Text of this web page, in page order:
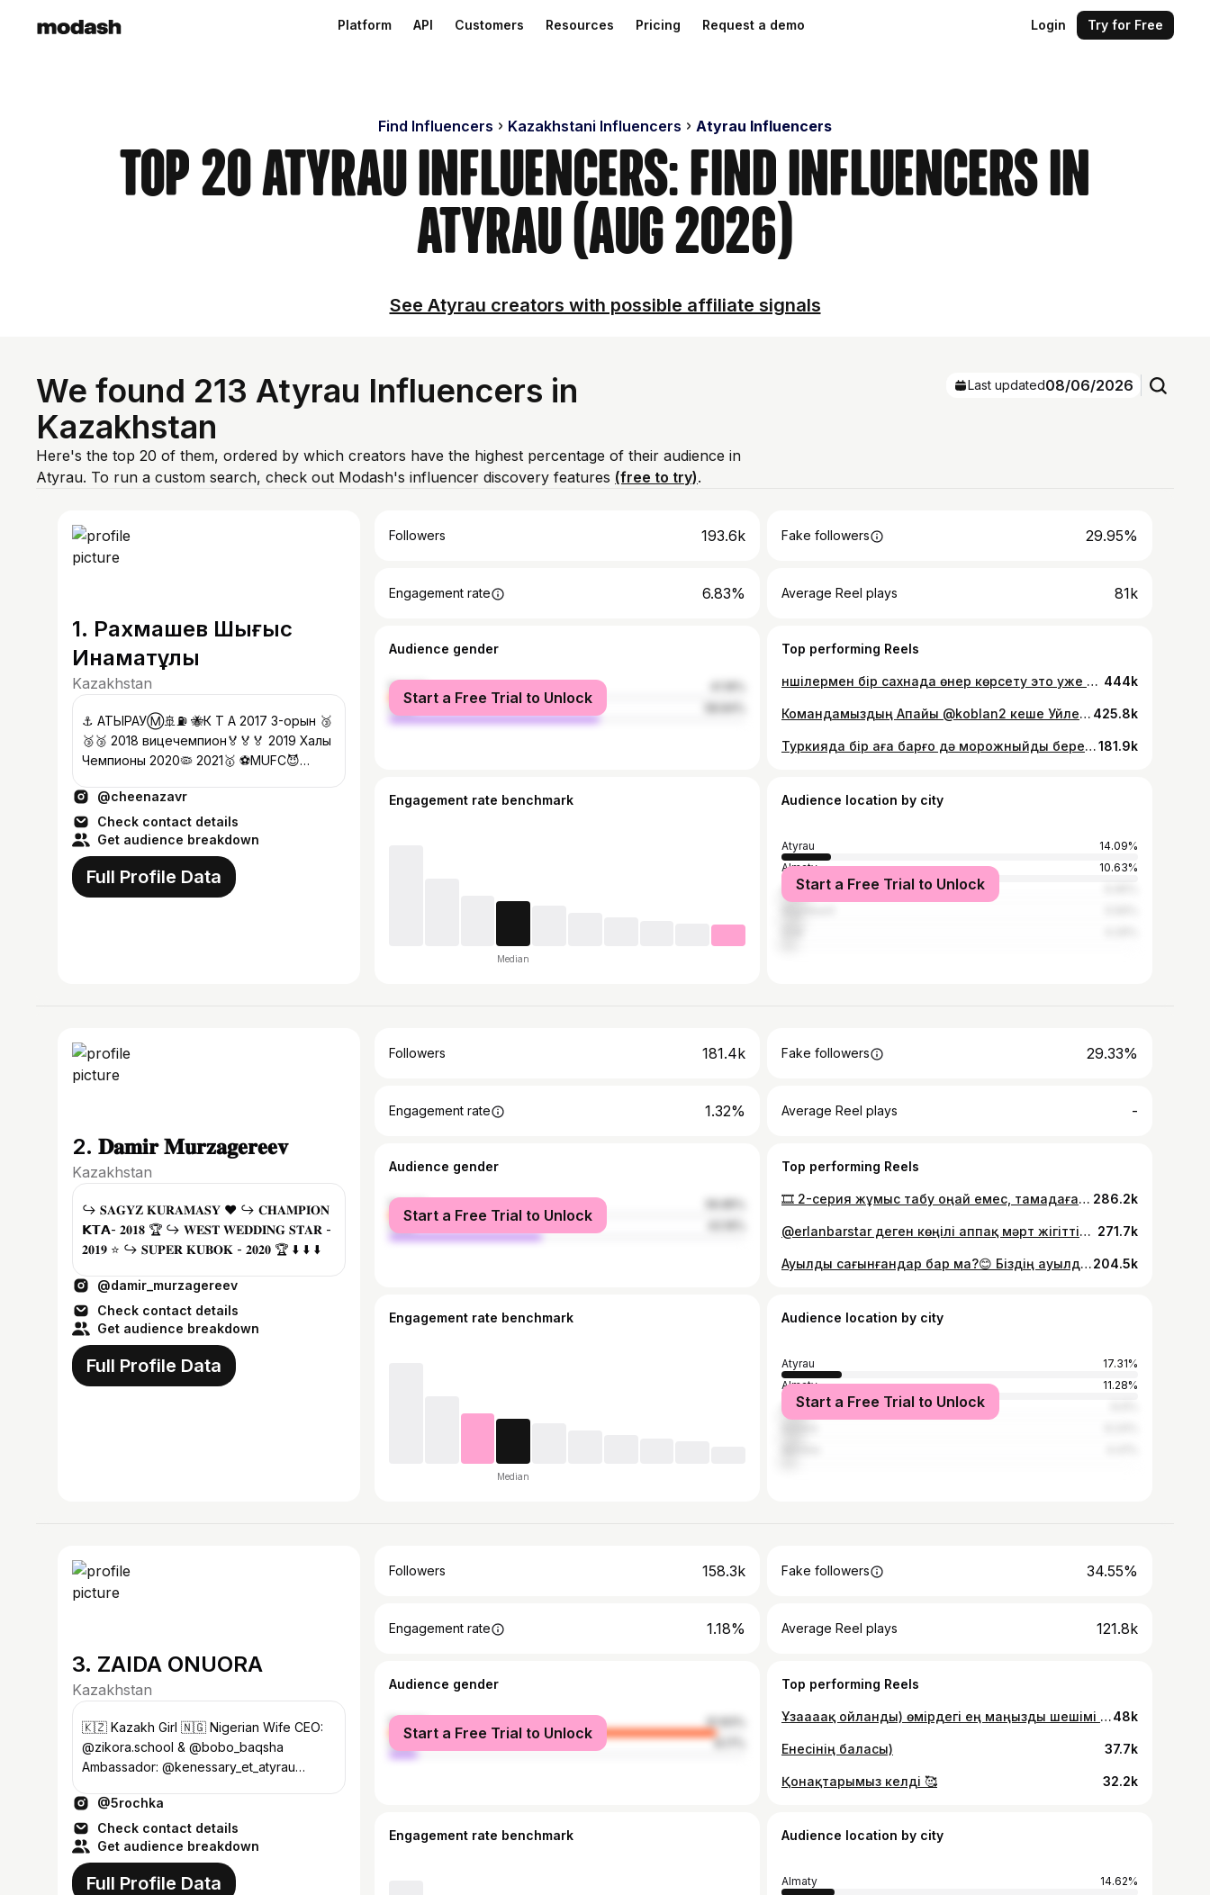
Platform API Customers Resources Pricing Request a demo Login Try for Free
Find Influencers Kazakhstani Influencers Atyrau Influencers
Top 20 Atyrau Influencers: Find Influencers in
Atyrau (Aug 2026)
See Atyrau creators with possible affiliate signals
We found 213 Atyrau Influencers in
Kazakhstan
Here's the top 20 of them, ordered by which creators have the highest percentage of their audience in
Atyrau. To run a custom search, check out Modash's influencer discovery features (free to try).
Last updated08/06/2026
1. Рахмашев Шыңғыс
Инаматұлы
Kazakhstan
⚓ АТЫРАУⓂ🚢⛽ 🐝К Т А 2017 3-орын 🥉
🥉🥉 2018 вицечемпион🏅🏅🏅 2019 Халық
Чемпионы 2020🦠 2021🥇 ⚽MUFC😈
Сотрудничество в DIRECT
@cheenazavr
Check contact details
Get audience breakdown
Full Profile Data
Followers 193.6k Fake followers 29.95%
Engagement rate 6.83% Average Reel plays 81k
Audience gender
female
male
Start a Free Trial to Unlock
Top performing Reels
Әншілермен бір сахнада өнер көрсету это уже потолок. Мен сенем саған үлкен жұлдыз болатыныңа. Тек тіл көзден аман жүр және соңғы терің аққанша еңбектене бер еңбектене бер. Сонда таза Легендаға айналасың інім🔥🔥✊✊✊ @rollanuly @oralgazin браттар отдуши сіздерге. Талай танылмаған таланттарды эфирге көрсетіп қолдап келесіздер. Арман мақсаттарыңа жетіңдер братцы✊✊✊✊ @shakenzoo бұл тек басы қана. Енді шетел асып Қазақ елін әлемге таныта бер інім✊✊✊✊✊ #талант #пародия #singer #әзіл #юмор #қызықtimes #қызықlive #приколы #смех #звезды 444k
Командамыздың Апайы @koblan2 кеше Уйленіп уй болды. Қоблан домым құтты болсын. Ұзағынан болсын барлығы......................... Тост айтып картопты жардық😂😂😂. Өте керемет той болды. #той #свадьба #wedingday #әзіл #күлкі #квн #кта #жайдарман 425.8k
Туркияда бір аға барғо дә морожныйды берейін деп тұрып бермей қала беред білесіңдерма?😂😂😂😂 @maks_zheruik айтшы дә Макс Морожный жегісі кеп баратқандарды белгіле #әзіл #кта #юмор #kz #атырау #алматы #астана #шымкент #challenge #icecream181.9k
Engagement rate benchmark
Median
Audience location by city
Atyrau
14.09%
Almaty
10.63%
Astana
Start a Free Trial to Unlock
2. 𝐃𝐚𝐦𝐢𝐫 𝐌𝐮𝐫𝐳𝐚𝐠𝐞𝐫𝐞𝐞𝐯
Kazakhstan
↪ 𝐒𝐀𝐆𝐘𝐙 𝐊𝐔𝐑𝐀𝐌𝐀𝐒𝐘 ❤️ ↪️ 𝐂𝐇𝐀𝐌𝐏𝐈𝐎𝐍
𝗞𝗧𝗔- 𝟐𝟎𝟏𝟖 🏆 ↪️ 𝐖𝐄𝐒𝐓 𝐖𝐄𝐃𝐃𝐈𝐍𝐆 𝐒𝐓𝐀𝐑 -
𝟐𝟎𝟏𝟗 ⭐️ ↪️ 𝐒𝐔𝐏𝐄𝐑 𝐊𝐔𝐁𝐎𝐊 - 𝟐𝟎𝟐𝟎 🏆 ⬇️ ⬇️ ⬇️
@damir_murzagereev
Check contact details
Get audience breakdown
Full Profile Data
Followers 181.4k Fake followers 29.33%
Engagement rate 1.32% Average Reel plays -
Audience gender
female
male
Start a Free Trial to Unlock
Top performing Reels
🎞 2-серия жұмыс табу оңай емес, тамадаға😥 бірақ тырысып жатыр. мүмкін келесі сериясында жұмыс табар👌 идея авторы: @damir_murzagereev оператор : @altynbek_kaharmanov монтажер : @z.zhumabaev 👍👍 @zhandarbek.z @bastau_media ұжымы рахмет 🤝👍 286.2k
@erlanbarstar деген көңілі аппақ мәрт жігіттің тойында тост сөйледікко шешенсіп😂 @starcinema.kz 🎞👏🏻 271.7k
Ауылды сағынғандар бар ма?😊 Біздің ауылдың балалары баяғы біз сияқты ойнайды екен әлі❤️ Ауылдарыңды жазып кетуге болады⬇️⬇️⬇️204.5k
Engagement rate benchmark
Median
Audience location by city
Atyrau
17.31%
Almaty
11.28%
Aktau
Start a Free Trial to Unlock
3. ZAIDA ONUORA
Kazakhstan
🇰🇿 Kazakh Girl 🇳🇬 Nigerian Wife CEO:
@zikora.school & @bobo_baqsha
Ambassador: @kenessary_et_atyrau
Сотрудничество 👇🏾
@5rochka
Check contact details
Get audience breakdown
Full Profile Data
Followers 158.3k Fake followers 34.55%
Engagement rate 1.18% Average Reel plays 121.8k
Audience gender
female
91.83%
male
8.17%
Start a Free Trial to Unlock
Top performing Reels
Ұзаааақ ойланды) өмірдегі ең маңызды шешімі ғой)48k
Енесінің баласы) 37.7k
Қонақтарымыз келді 🥰 32.2k
Engagement rate benchmark Audience location by city
Almaty
14.62%